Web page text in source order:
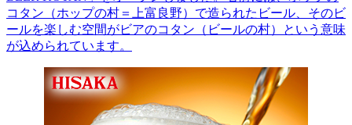
コタン（ホップの村＝上富良野）で造られたビール、そのビ
ールを楽しむ空間がビアのコタン（ビールの村）という意味
が込められています。